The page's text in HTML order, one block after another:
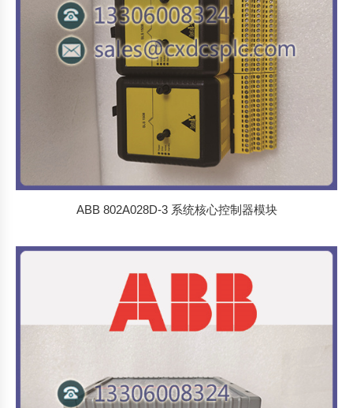
ABB 802A028D-3 系统核心控制器模块